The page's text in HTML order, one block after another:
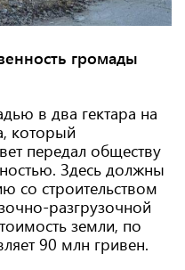
громады
в два гектара на
который
передал обществу
Здесь должны
со строительством
разгрузочной
земли, по
90 млн гривен.